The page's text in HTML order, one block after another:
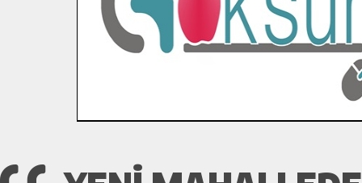
Bertiz’in Yeni Köprüsünde Sona Doğru.